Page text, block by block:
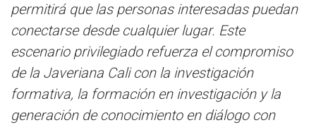
permitirá que las personas interesadas puedan
conectarse desde cualquier lugar. Este
escenario privilegiado refuerza el compromiso
de la Javeriana Cali con la investigación
formativa, la formación en investigación y la
generación de conocimiento en diálogo con